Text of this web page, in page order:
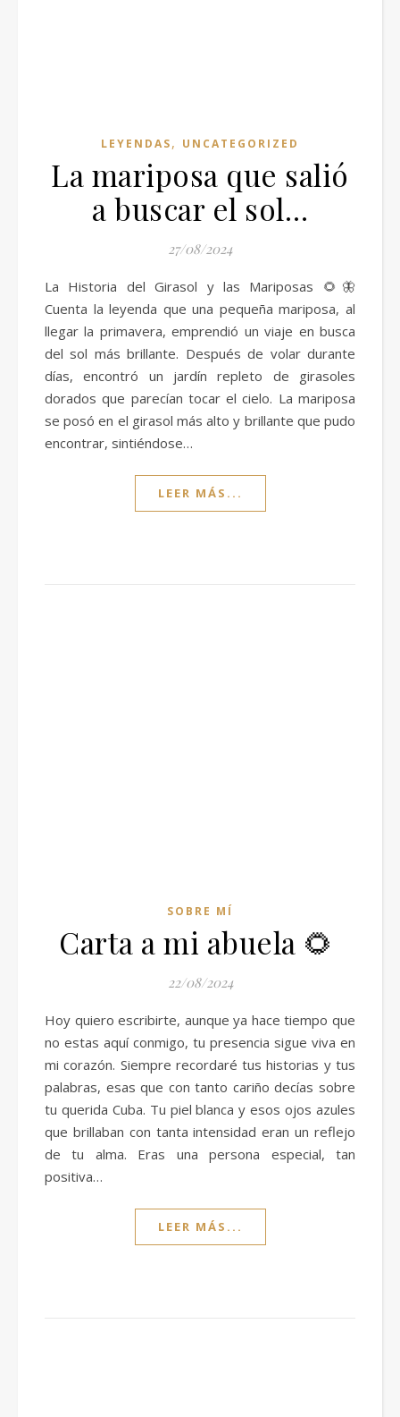
LEYENDAS, UNCATEGORIZED
La mariposa que salió
a buscar el sol…
27/08/2024
La Historia del Girasol y las Mariposas 🌻🦋
Cuenta la leyenda que una pequeña mariposa, al
llegar la primavera, emprendió un viaje en busca
del sol más brillante. Después de volar durante
días, encontró un jardín repleto de girasoles
dorados que parecían tocar el cielo. La mariposa
se posó en el girasol más alto y brillante que pudo
encontrar, sintiéndose…
LEER MÁS...
SOBRE MÍ
Carta a mi abuela 🌻
22/08/2024
Hoy quiero escribirte, aunque ya hace tiempo que
no estas aquí conmigo, tu presencia sigue viva en
mi corazón. Siempre recordaré tus historias y tus
palabras, esas que con tanto cariño decías sobre
tu querida Cuba. Tu piel blanca y esos ojos azules
que brillaban con tanta intensidad eran un reflejo
de tu alma. Eras una persona especial, tan
positiva…
LEER MÁS...